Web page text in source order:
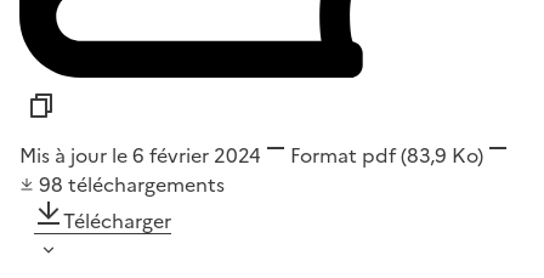
Mis à jour le 6 février 2024 Format pdf(83,9 Ko)
98 téléchargements
Télécharger